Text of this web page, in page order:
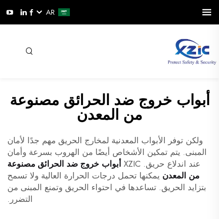
AR
أبواب خروج ضد الحرائق مصنوعة
من المعدن
ولكن توفر الأبواب المعدنية لمخارج الحريق مهم جدًا لأمان
المبنى. يتم تمكين الأشخاص أيضًا من الهروب بسرعة وأمان
عند اندلاع حريق. XZIC
أبواب خروج ضد الحرائق مصنوعة
من المعدن يمكنها تحمل درجات الحرارة العالية ولا تسمح
بتزايد الحريق. تساعدها في احتواء الحريق وتمنع المبنى من
التضرر.